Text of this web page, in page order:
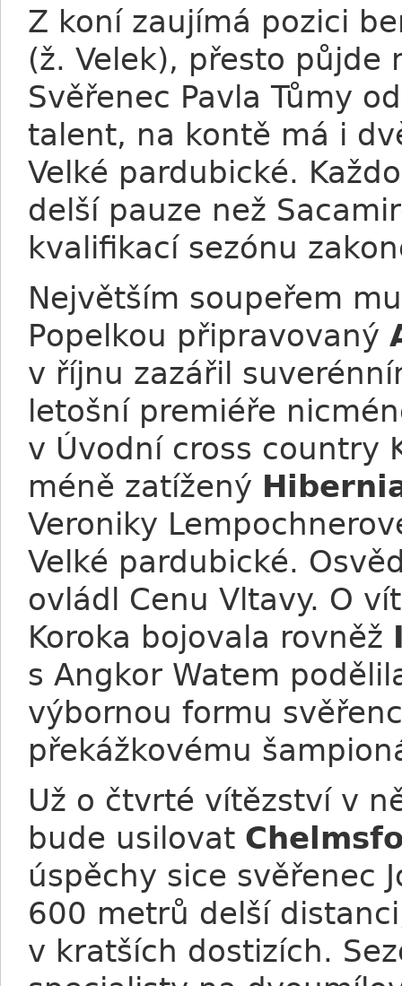
Z koní zaujímá pozici
(ž. Velek), přesto
Svěřenec Pavla Tůmy
talent, na kontě má i
Velké pardubické.
delší pauze než
kvalifikací sezónu
Největším soupeřem
Popelkou připravovaný
v říjnu zazářil
letošní premiéře
v Úvodní cross country
méně zatížený
Veroniky
Velké pardubické.
ovládl Cenu Vltavy. O
Koroka bojovala rovněž
s Angkor Watem
výbornou formu
překážkovému
Už o čtvrté vítězství v
bude usilovat
úspěchy sice svěřenec
600 metrů delší
v kratších dostizích.